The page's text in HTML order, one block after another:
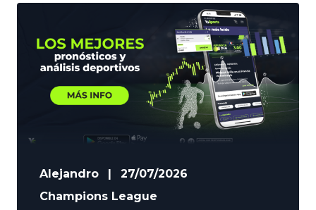
Alejandro
27/07/2026
Champions League